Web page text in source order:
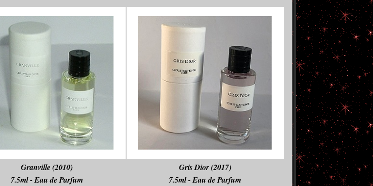
Granville (2010)
7.5ml - Eau de Parfum
Gris Dior (2017)
7.5ml - Eau de Parfum